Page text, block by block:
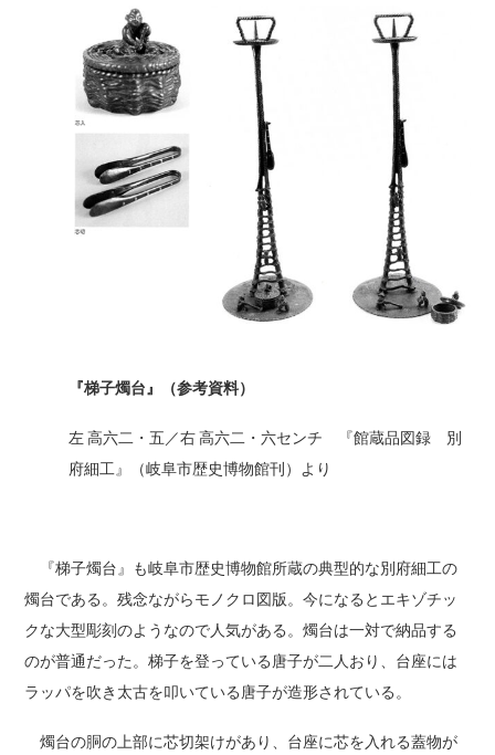
『梯子燭台』（参考資料）
左 高六二・五／右 高六二・六センチ 『館蔵品図録 別
府細工』（岐阜市歴史博物館刊）より
『梯子燭台』も岐阜市歴史博物館所蔵の典型的な別府細工の
燭台である。残念ながらモノクロ図版。今になるとエキゾチッ
クな大型彫刻のようなので人気がある。燭台は一対で納品する
のが普通だった。梯子を登っている唐子が二人おり、台座には
ラッパを吹き太古を叩いている唐子が造形されている。
燭台の胴の上部に芯切架けがあり、台座に芯を入れる蓋物が